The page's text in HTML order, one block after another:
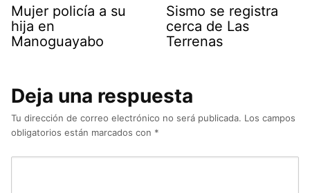
Mujer policía a su
hija en
Manoguayabo
Sismo se registra
cerca de Las
Terrenas
Deja una respuesta
Tu dirección de correo electrónico no será publicada. Los campos
obligatorios están marcados con *